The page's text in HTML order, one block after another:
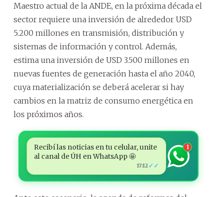
Maestro actual de la ANDE, en la próxima década el
sector requiere una inversión de alrededor USD
5.200 millones en transmisión, distribución y
sistemas de información y control. Además,
estima una inversión de USD 3.500 millones en
nuevas fuentes de generación hasta el año 2040,
cuya materialización se deberá acelerar si hay
cambios en la matriz de consumo energética en
los próximos años.
Recibí las noticias en tu celular, unite
al canal de ÚH en WhatsApp 🤩
17:12 ✓✓
1